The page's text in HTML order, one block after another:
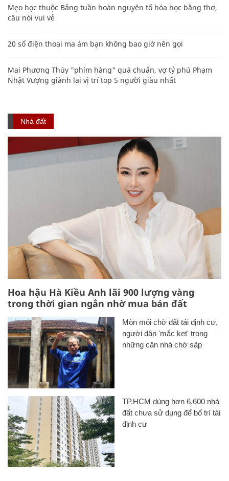
Mẹo học thuộc Bảng tuần hoàn nguyên tố hóa học bằng thơ,
câu nói vui vẻ
20 số điện thoại ma ám bạn không bao giờ nên gọi
Mai Phương Thúy "phím hàng" quá chuẩn, vợ tỷ phú Phạm
Nhật Vượng giành lại vị trí top 5 người giàu nhất
Nhà đất
Hoa hậu Hà Kiều Anh lãi 900 lượng vàng
trong thời gian ngắn nhờ mua bán đất
Mòn mỏi chờ đất tái định cư,
người dân 'mắc kẹt' trong
những căn nhà chờ sập
TP.HCM dùng hơn 6.600 nhà
đất chưa sử dụng để bố trí tái
định cư